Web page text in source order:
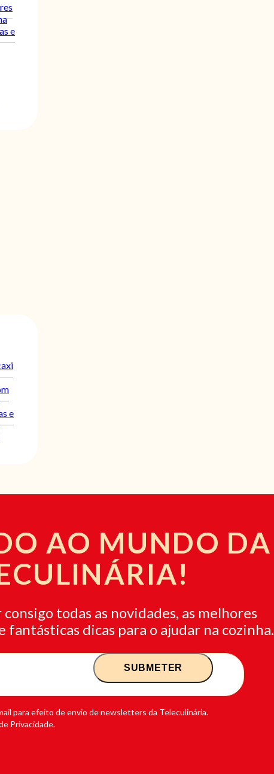
e
e
AO MUNDO DA
todas as novidades, as melhores
fantásticas dicas para o ajudar na cozinha.
para efeito de envio de newsletters da Teleculinária.
Privacidade.